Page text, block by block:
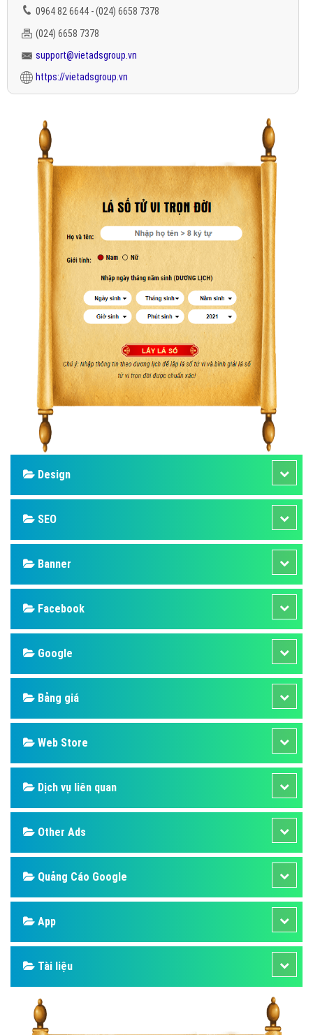
0964 82 6644 - (024) 6658 7378
(024) 6658 7378
support@vietadsgroup.vn
https://vietadsgroup.vn
Design
SEO
Banner
Facebook
Google
Bảng giá
Web Store
Dịch vụ liên quan
Other Ads
Quảng Cáo Google
App
Tài liệu